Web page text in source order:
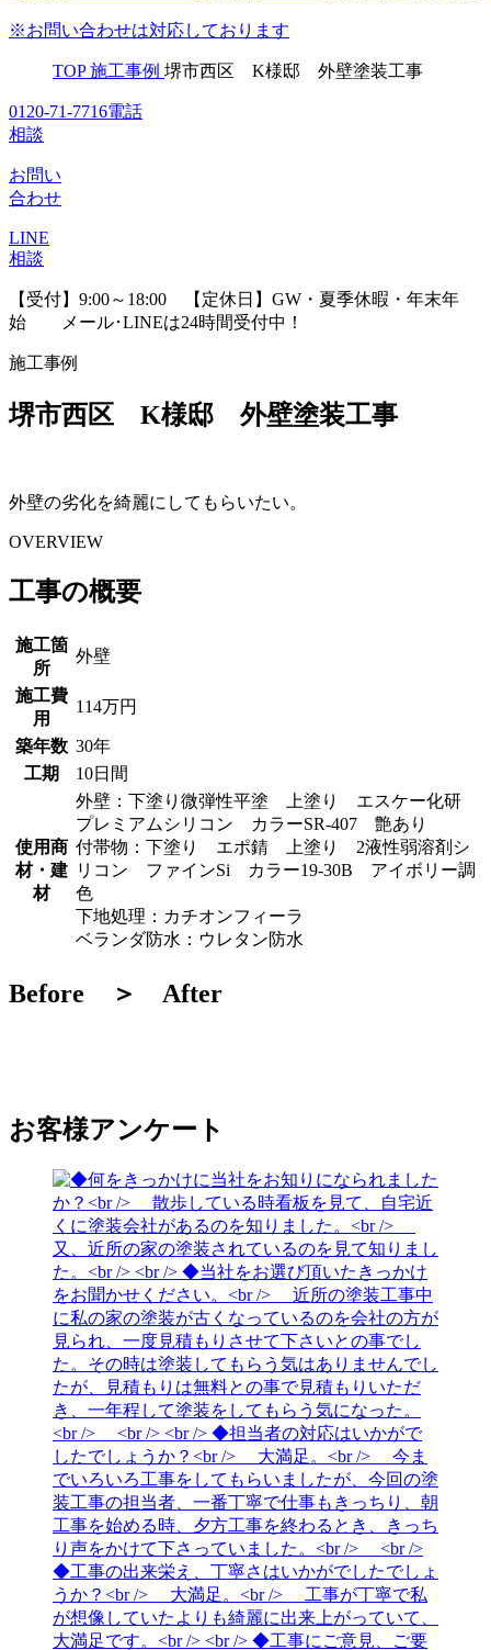
※お問い合わせは対応しております
TOP 施工事例 堺市西区 K様邸 外壁塗装工事
0120-71-7716電話
相談
お問い
合わせ
LINE
相談
【受付】9:00～18:00 【定休日】GW・夏季休暇・年末年
始 メール･LINEは24時間受付中！
施工事例
堺市西区 K様邸 外壁塗装工事
外壁の劣化を綺麗にしてもらいたい。
OVERVIEW
工事の概要
施工箇
所
外壁
施工費
用
114万円
築年数 30年
工期
10日間
使用商
材・建
材
外壁：下塗り微弾性平塗 上塗り エスケー化研
プレミアムシリコン カラーSR-407 艶あり
付帯物：下塗り エポ錆 上塗り 2液性弱溶剤シ
リコン ファインSi カラー19-30B アイボリー調
色
下地処理：カチオンフィーラ
ベランダ防水：ウレタン防水
Before ＞ After
お客様アンケート